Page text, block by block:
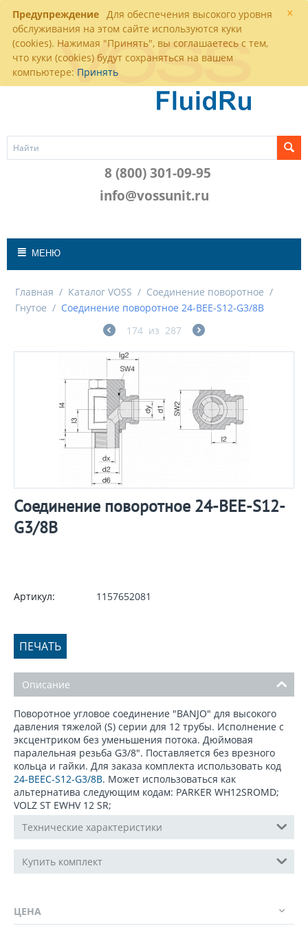
×
Предупреждение Для обеспечения высокого уровня
обслуживания на этом сайте используются куки
(cookies). Нажимая "Принять", вы соглашаетесь с тем,
что куки (cookies) будут сохраняться на вашем
компьютере: Принять
8 (800) 301-09-95
info@vossunit.ru
МЕНЮ
Главная / Каталог VOSS / Соединение поворотное /
Гнутое / Соединение поворотное 24-BEE-S12-G3/8B
174 из 287
Соединение поворотное 24-BEE-S12-
G3/8B
Артикул: 1157652081
ПЕЧАТЬ
Описание
Поворотное угловое соединение "BANJO" для высокого
давления тяжелой (S) серии для 12 трубы. Исполнение с
эксцентриком без уменьшения потока. Дюймовая
паралельная резьба G3/8". Поставляется без врезного
кольца и гайки. Для заказа комплекта использовать код
24-BEEC-S12-G3/8B. Может использоваться как
альтернатива следующим кодам: PARKER WH12SROMD;
VOLZ ST EWHV 12 SR;
Технические характеристики
Купить комплект
ЦЕНА